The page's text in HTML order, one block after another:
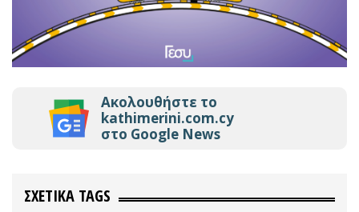
Ακολουθήστε το
kathimerini.com.cy
στο Google News
ΣΧΕΤΙΚΑ TAGS